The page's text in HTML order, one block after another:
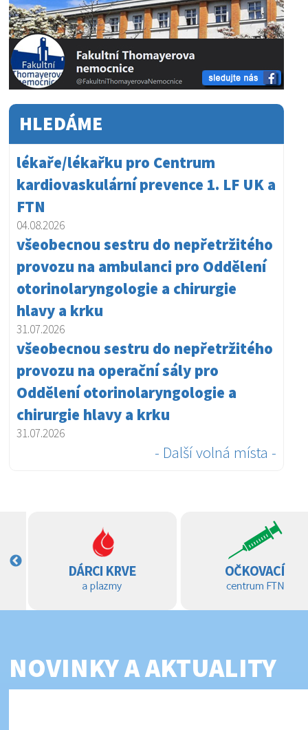
HLEDÁME
lékaře/lékařku pro Centrum
kardiovaskulární prevence 1. LF UK a
FTN
04.08.2026
všeobecnou sestru do nepřetržitého
provozu na ambulanci pro Oddělení
otorinolaryngologie a chirurgie
hlavy a krku
31.07.2026
všeobecnou sestru do nepřetržitého
provozu na operační sály pro
Oddělení otorinolaryngologie a
chirurgie hlavy a krku
31.07.2026
- Další volná místa -
NOVINKY A AKTUALITY